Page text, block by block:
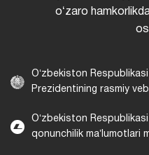
oʻzaro
Oʻzbekiston Respublikasi
Prezidentining rasmiy
Oʻzbekiston Respublikasi
qonunchilik maʼlumotlari